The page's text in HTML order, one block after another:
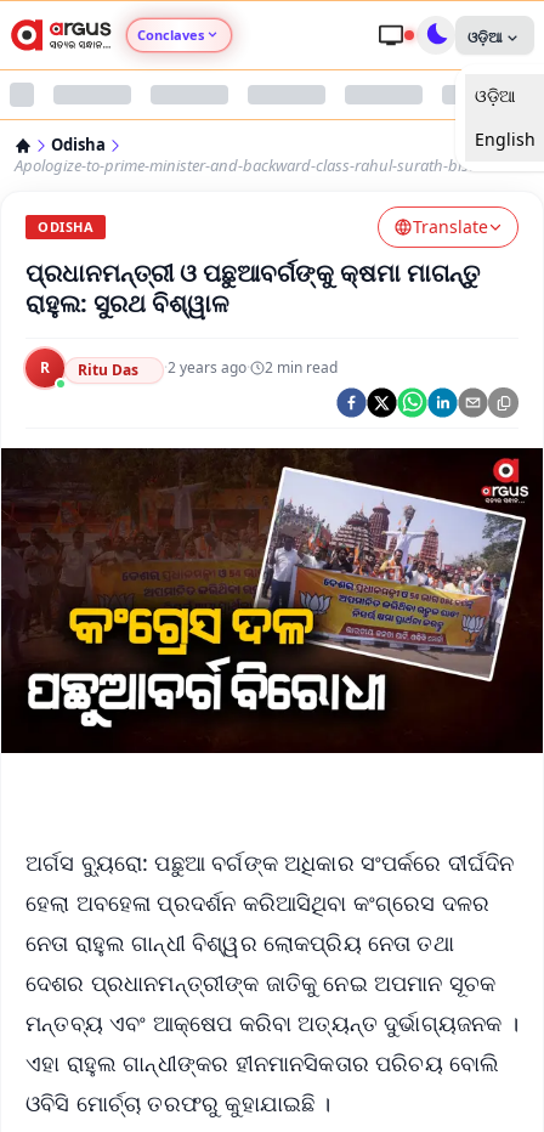
Conclaves
Argus Nari Shakti
Argus Health Connect
Argus Chalo Dekhein Apna Desh
ଓଡ଼ିଆ
ଓଡ଼ିଆ
English
Odisha
Apologize-to-prime-minister-and-backward-class-rahul-surath-biswal
ODISHA Translate
ପ୍ରଧାନମନ୍ତ୍ରୀ ଓ ପଛୁଆବର୍ଗଙ୍କୁ କ୍ଷମା ମାଗନ୍ତୁ
ରାହୁଲ: ସୁରଥ ବିଶ୍ୱାଳ
R Ritu Das ·2 years ago· 2 min read
ଅର୍ଗସ ବ୍ୟୁରୋ: ପଛୁଆ ବର୍ଗଙ୍କ ଅଧିକାର ସଂପର୍କରେ ଦୀର୍ଘଦିନ
ହେଲା ଅବହେଳା ପ୍ରଦର୍ଶନ କରିଆସିଥିବା କଂଗ୍ରେସ ଦଳର
ନେତା ରାହୁଲ ଗାନ୍ଧୀ ବିଶ୍ୱର ଲୋକପ୍ରିୟ ନେତା ତଥା
ଦେଶର ପ୍ରଧାନମନ୍ତ୍ରୀଙ୍କ ଜାତିକୁ ନେଇ ଅପମାନ ସୂଚକ
ମନ୍ତବ୍ୟ ଏବଂ ଆକ୍ଷେପ କରିବା ଅତ୍ୟନ୍ତ ଦୁର୍ଭାଗ୍ୟଜନକ ।
ଏହା ରାହୁଲ ଗାନ୍ଧୀଙ୍କର ହୀନମାନସିକତାର ପରିଚୟ ବୋଲି
ଓବିସି ମୋର୍ଚ୍ଚା ତରଫରୁ କୁହାଯାଇଛି ।